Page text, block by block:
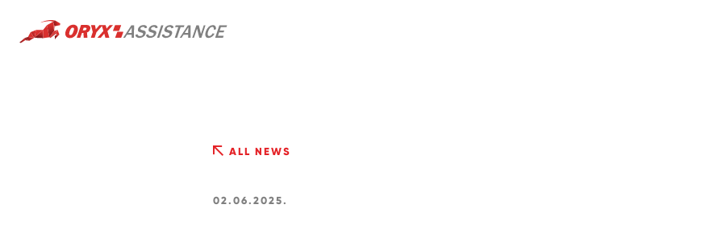
ALL NEWS
02.06.2025.